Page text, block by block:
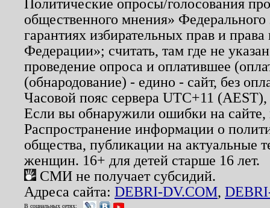
Политические опросы/голосования
общественного мнения»
гарантиях избирательных прав и
Федерации»; считать, там где не
проведение опроса и оплатившее
(обнародование) - едино - сайт, без
Часовой пояс сервера UTC+11
Если вы обнаружили ошибки на
Распространение информации о
общества, публикации на актуальные
женщин. 16+ для детей старше 16 лет.
СМИ не получает субсидий.
Адреса сайта: DEBRI-DV.COM,
В социальных сетях: